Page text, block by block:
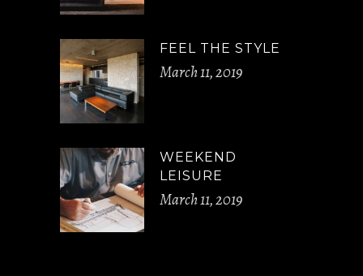
FEEL THE STYLE
March 11, 2019
WEEKEND
LEISURE
March 11, 2019